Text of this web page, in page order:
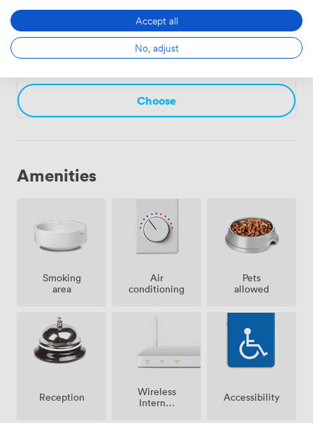
Meetingroom 01·From 18 to 70 people
1064
Choose
Amenities
Smoking
area
Air
conditioning
Pets
allowed
Reception
Wireless
Internet
Accessibility
Accept all
No, adjust